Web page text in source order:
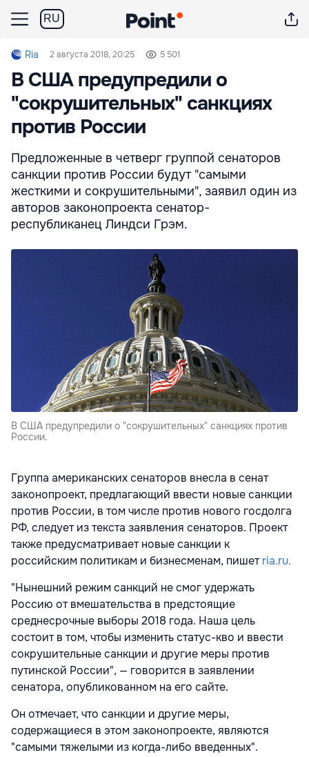
RU
Ria 2 августа 2018, 20:25 5 501
В США предупредили о
"сокрушительных" санкциях
против России
Предложенные в четверг группой сенаторов
санкции против России будут "самыми
жесткими и сокрушительными", заявил один из
авторов законопроекта сенатор-
республиканец Линдси Грэм.
В США предупредили о "сокрушительных" санкциях против
России.
Группа американских сенаторов внесла в сенат
законопроект, предлагающий ввести новые санкции
против России, в том числе против нового госдолга
РФ, следует из текста заявления сенаторов. Проект
также предусматривает новые санкции к
российским политикам и бизнесменам, пишетria.ru.
"Нынешний режим санкций не смог удержать
Россию от вмешательства в предстоящие
среднесрочные выборы 2018 года. Наша цель
состоит в том, чтобы изменить статус-кво и ввести
сокрушительные санкции и другие меры против
путинской России", — говорится в заявлении
сенатора, опубликованном на его сайте.
Он отмечает, что санкции и другие меры,
содержащиеся в этом законопроекте, являются
"самыми тяжелыми из когда-либо введенных".